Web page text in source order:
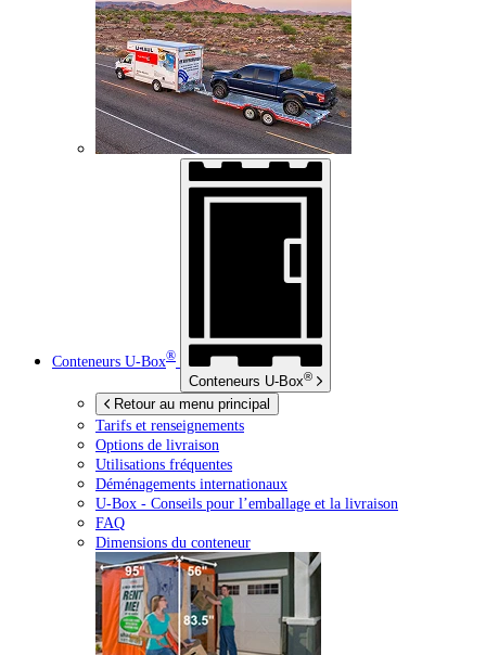
Conteneurs U-Box®
Conteneurs U-Box®
Retour au menu principal
Tarifs et renseignements
Options de livraison
Utilisations fréquentes
Déménagements internationaux
U-Box - Conseils pour l’emballage et la livraison
FAQ
Dimensions du conteneur